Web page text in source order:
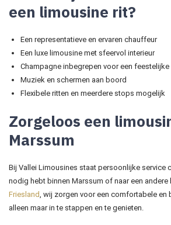
een limousine rit?
Een representatieve en ervaren chauffeur
Een luxe limousine met sfeervol interieur
Champagne inbegrepen voor een
Muziek en schermen aan boord
Flexibele ritten en meerdere stops mogelijk
Zorgeloos een
Marssum
Bij Vallei Limousines staat persoonlijke service
nodig hebt binnen Marssum of naar een andere
Friesland, wij zorgen voor een comfortabele en
alleen maar in te stappen en te genieten.